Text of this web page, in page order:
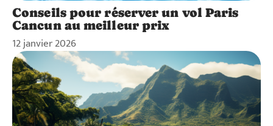
Conseils pour réserver un vol Paris
Cancun au meilleur prix
12 janvier 2026